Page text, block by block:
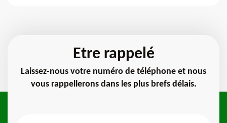
Etre rappelé
Laissez-nous votre numéro de téléphone et nous
vous rappellerons dans les plus brefs délais.